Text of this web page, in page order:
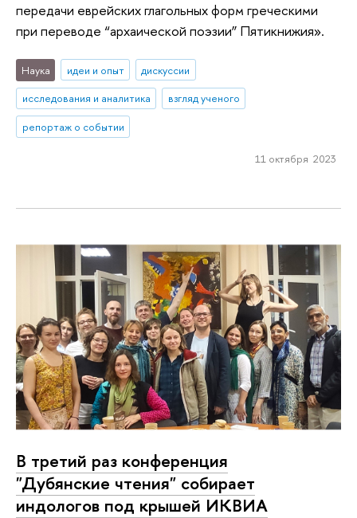
передачи еврейских глагольных форм греческими
при переводе “архаической поэзии” Пятикнижия».
Наука идеи и опыт
дискуссии
исследования и аналитика
взгляд ученого
репортаж о событии
11 октября 2023
В третий раз конференция
"Дубянские чтения" собирает
индологов под крышей ИКВИА